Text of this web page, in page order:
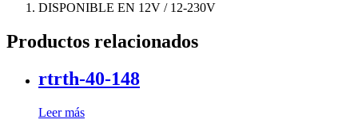
DISPONIBLE EN 12V / 12-230V
Productos relacionados
rtrth-40-148
Leer más